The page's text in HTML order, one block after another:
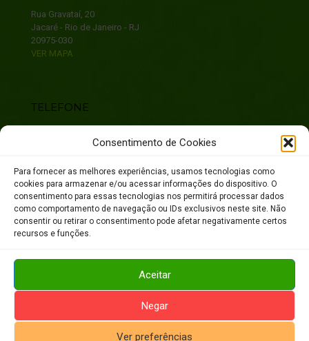
Consentimento de Cookies
Para fornecer as melhores experiências, usamos tecnologias como
cookies para armazenar e/ou acessar informações do dispositivo. O
consentimento para essas tecnologias nos permitirá processar dados
como comportamento de navegação ou IDs exclusivos neste site. Não
consentir ou retirar o consentimento pode afetar negativamente certos
recursos e funções.
Aceitar
Negar
Ver preferências
Rua Gravataí, 20
Jacaré - Rio de Janeiro - RJ
20975-030
VER MAPA
TELEFONE
0800 888 22 77
© 2017 Laborvida. Todos os diretos reservados.